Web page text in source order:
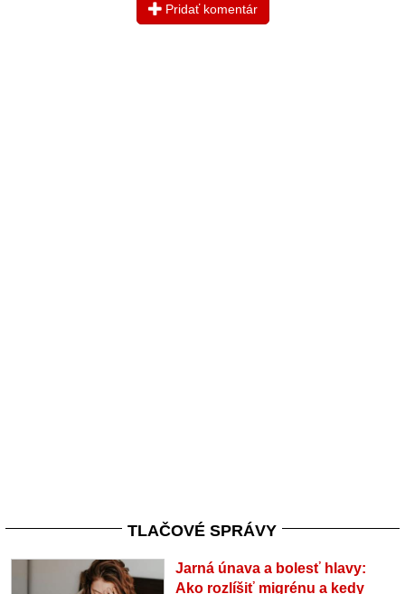
Pridať komentár
TLAČOVÉ SPRÁVY
Jarná únava a bolesť hlavy:
Ako rozlíšiť migrénu a kedy